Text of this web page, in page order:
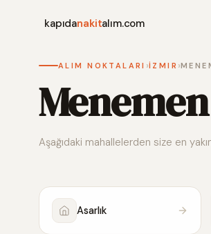
kapıdanakitalım.com
ALIM NOKTALARI ›İZMIR ›
Menemen
Aşağıdaki mahallelerden size en
Asarlık